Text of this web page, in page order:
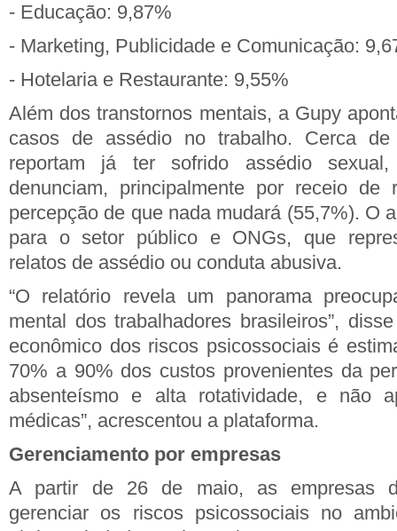
- Educação: 9,87%
- Marketing, Publicidade e Comunicação:
- Hotelaria e Restaurante: 9,55%
Além dos transtornos mentais, a Gupy
casos de assédio no trabalho. Cerca
reportam já ter sofrido assédio
denunciam, principalmente por receio de
percepção de que nada mudará (55,7%). O
para o setor público e ONGs, que
relatos de assédio ou conduta abusiva.
“O relatório revela um panorama
mental dos trabalhadores brasileiros”,
econômico dos riscos psicossociais é
70% a 90% dos custos provenientes da
absenteísmo e alta rotatividade, e não
médicas”, acrescentou a plataforma.
Gerenciamento por empresas
A partir de 26 de maio, as empresas
gerenciar os riscos psicossociais no